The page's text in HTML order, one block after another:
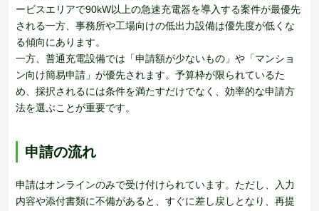
ービスエリアで90kW以上の急速充電器を導入する案件が最優先
される一方、事務所や工場向けの低出力設備は優先度が低くな
る傾向にあります。
一方、普通充電設備では「申請額が少ないもの」や「マンショ
ン向け簡易申請」が優先されます。予算枠が限られているた
め、採択されるには条件を満たすだけでなく、効率的な申請方
法を選ぶことが重要です。
申請の流れ
申請はオンラインのみで受け付けられています。ただし、入力
内容や添付書類に不備があると、すぐに差し戻しとなり、再提